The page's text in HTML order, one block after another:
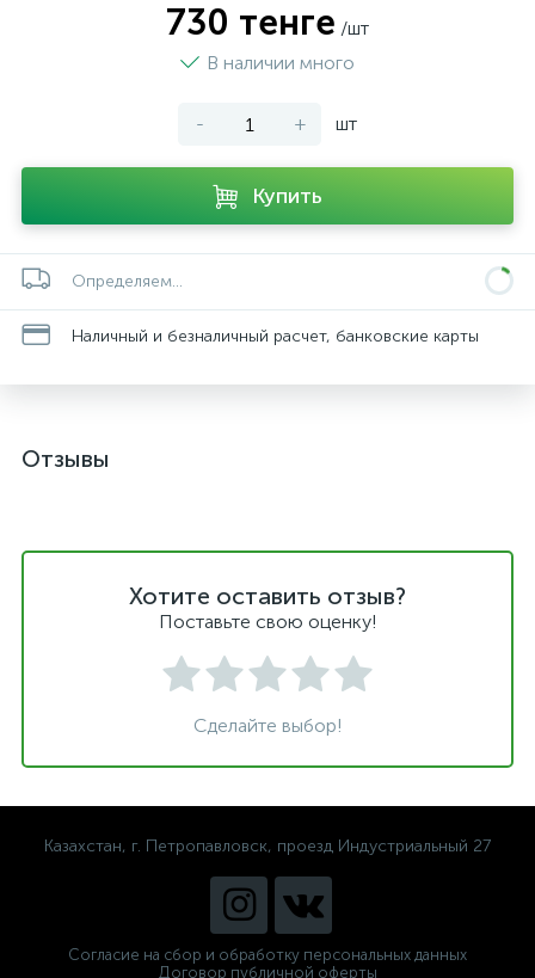
730 тенге /шт
В наличии много
- + шт
Купить
Определяем...
Наличный и безналичный расчет, банковские карты
Отзывы
Хотите оставить отзыв?
Поставьте свою оценку!
Сделайте выбор!
Казахстан, г. Петропавловск, проезд Индустриальный 27
Согласие на сбор и обработку персональных данных
Договор публичной оферты